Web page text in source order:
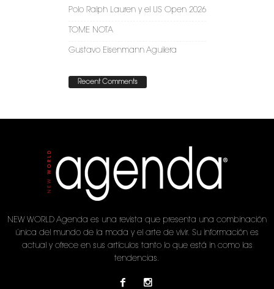
Polo Ralph Lauren y el US Open 2026
TOME NOTA
Gustavo Eisenmann Aguilera
Recent Comments
NEW WORLD Agenda es una revista que presenta una combinación
única del mundo de la moda y el arte de vivir. Su información es
actual y ofrece en sus artículos tanto lo que está in como las
tendencias.